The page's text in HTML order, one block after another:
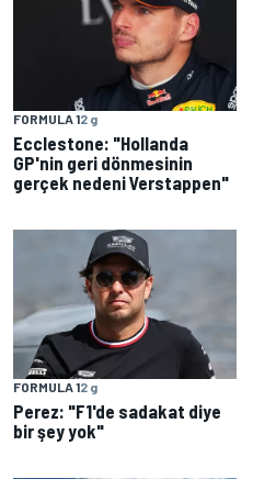
FORMULA 12 g
Ecclestone: "Hollanda
GP'nin geri dönmesinin
gerçek nedeni Verstappen"
FORMULA 12 g
Perez: "F1'de sadakat diye
bir şey yok"